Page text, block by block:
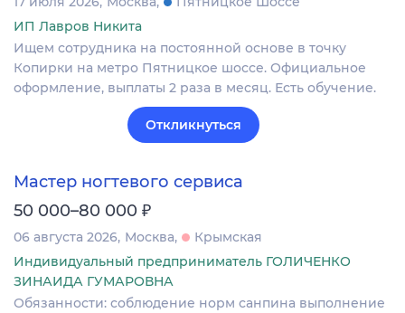
ИП Лавров Никита
Ищем сотрудника на постоянной основе в точку
Копирки на метро Пятницкое шоссе. Официальное
оформление, выплаты 2 раза в месяц. Есть обучение.
Откликнуться
Мастер ногтевого сервиса
50 000–80 000 ₽
06 августа 2026 Москва
Крымская
Индивидуальный предприниматель ГОЛИЧЕНКО
ЗИНАИДА ГУМАРОВНА
Обязанности: соблюдение норм санпина выполнение